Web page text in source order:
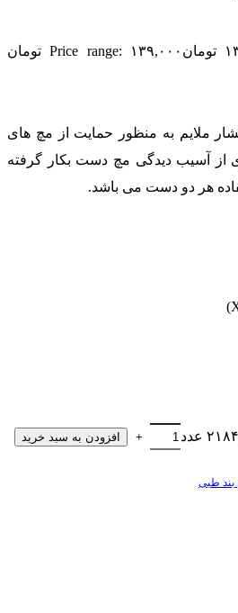
تومان
Price range: ۱۳۹,۰۰۰ تومان
ملایم به منظور حمایت از مچ های
از آسیب دیدگی مچ دست بکار گرفته
هر دو دست می باشد.
افزودن به سبد خرید
بند طبی